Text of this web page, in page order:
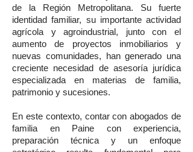
de la Región Metropolitana. Su fuerte
identidad familiar, su importante actividad
agrícola y agroindustrial, junto con el
aumento de proyectos inmobiliarios y
nuevas comunidades, han generado una
creciente necesidad de asesoría jurídica
especializada en materias de familia,
patrimonio y sucesiones.
En este contexto, contar con abogados de
familia en Paine con experiencia,
preparación técnica y un enfoque